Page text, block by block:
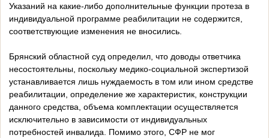
Указаний на какие-либо дополнительные функции протеза в
индивидуальной программе реабилитации не содержится,
соответствующие изменения не вносились.
Брянский областной суд определил, что доводы ответчика
несостоятельны, поскольку медико-социальной экспертизой
устанавливается лишь нуждаемость в том или ином средстве
реабилитации, определение же характеристик, конструкции
данного средства, объема комплектации осуществляется
исключительно в зависимости от индивидуальных
потребностей инвалида. Помимо этого, СФР не мог